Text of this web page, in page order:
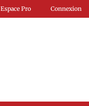
Espace Pro Connexion